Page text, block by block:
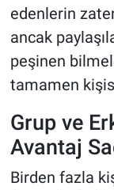
edenlerin
ancak
peşinen
tamamen
Grup ve
Avantaj
Birden fazla